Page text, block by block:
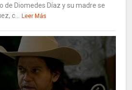
de Diomedes Díaz y su madre se
c...
Leer Más